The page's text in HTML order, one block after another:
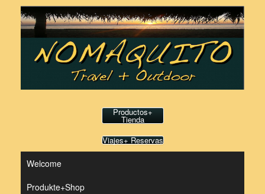
contenido
Productos+
Tienda
Viajes+ Reservas
Welcome
Produkte+Shop